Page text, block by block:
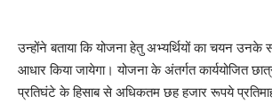
उन्होंने बताया कि योजना हेतु अभ्यर्थियों का चयन
आधार किया जायेगा। योजना के अंतर्गत कार्ययोजित
प्रतिघंटे के हिसाब से अधिकतम छह हजार रूपये प्रतिमाह